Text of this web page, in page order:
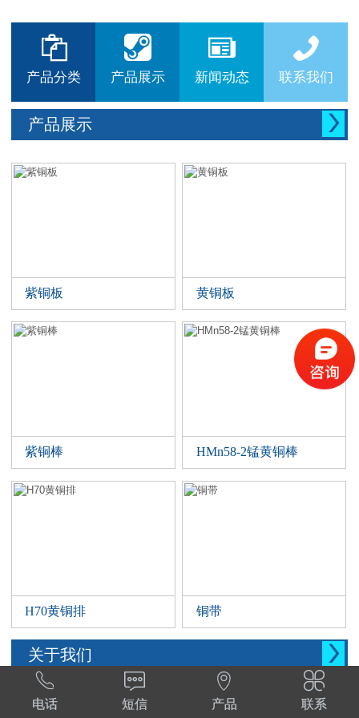



产品分类

产品展示

新闻动态

联系我们
产品展示 
紫铜板 黄铜板
紫铜棒 HMn58-2锰黄铜棒
H70黄铜排 铜带
关于我们 
西安晨腾物资有限公司 常年销售铜管，铜棒。
铜棒，铜排等。材质:T1,T2,T3,TP2,Tu1,TU2,

电话

短信

产品

联系